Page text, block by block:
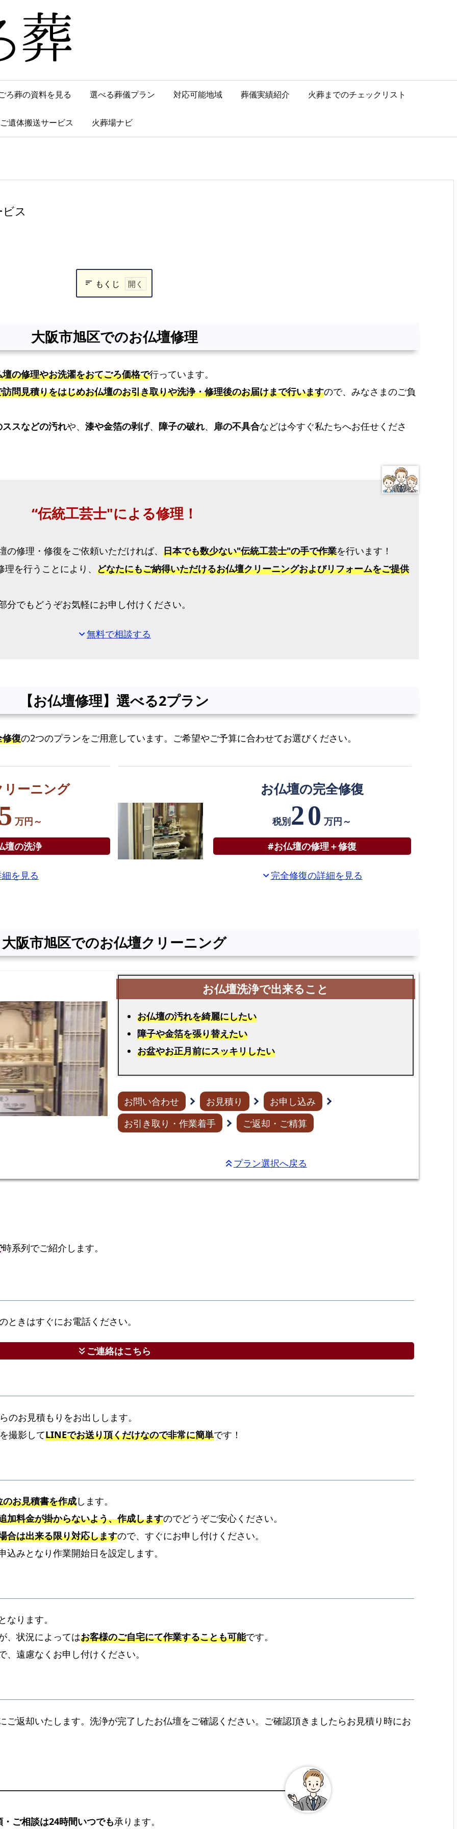
ろ葬の資料を見る 選べる葬儀プラン 対応可能地域 葬儀実績紹介 火葬までのチェックリスト
遺体搬送サービス 火葬場ナビ
ス
もくじ
大
市
旭
区
で
の
お
壇
芸
る
修
【お
壇
る
2
ラ
の
ー
ニ
阪
市
旭
に
て
お
仏
修
域
大阪市旭区でのお仏壇修理
壇の修理やお洗濯をおてごろ価格で行っています。
問見積りをはじめお仏壇のお引き取りや洗浄・修理後のお届けまで行いますので、みなさまのご負
スなどの汚れや、 漆や金箔の剥げ、 障子の破れ、 扉の不具合などは今すぐ私たちへお任せくださ
“伝統工芸士"による修理！
修理・修復をご依頼いただければ、 日本でも数少ない"伝統工芸士"の手で作業を行います！
を行うことにより、 どなたにもご納得いただけるお仏壇クリーニングおよびリフォームをご提供
でもどうぞお気軽にお申し付けください。
expand_more無料で相談する
【お仏壇修理】選べる2プラン
修復の2つのプランをご用意しています。ご希望やご予算に合わせてお選びください。
リーニング
万円～
壇の洗浄
を見る
お仏壇の完全修復
税別20 万円～
#お仏壇の修理＋修復
expand_more完全修復の詳細を見る
大阪市旭区でのお仏壇クリーニング
お仏壇の汚れを綺麗にしたい
障子や金箔を張り替えたい
お盆やお正月前にスッキリしたい
お問い合わせ お見積り
お申し込み
お引き取り・作業着手
ご返却・ご精算
keyboard_double_arrow_upプラン選択へ戻る
時系列でご紹介します。
ときはすぐにお電話ください。
keyboard_double_arrow_downご連絡はこちら
のお見積もりをお出しします。
撮影してLINEでお送り頂くだけなので非常に簡単です！
のお見積書を作成します。
加料金が掛からないよう、作成しますのでどうぞご安心ください。
合は出来る限り対応しますので、すぐにお申し付けください。
みとなり作業開始日を設定します。
ります。
、状況によってはお客様のご自宅にて作業することも可能です。
遠慮なくお申し付けください。
ご返却いたします。洗浄が完了したお仏壇をご確認ください。ご確認頂きましたらお見積り時にお
・ご相談は24時間いつでも承ります。